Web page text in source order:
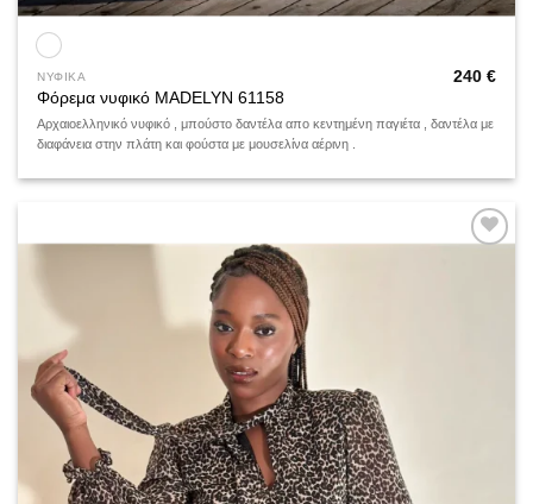
ΝΥΦΙΚΑ
Φόρεμα νυφικό MADELYN 61158
240 €
Αρχαιοελληνικό νυφικό , μπούστο δαντέλα απο κεντημένη παγιέτα , δαντέλα με
διαφάνεια στην πλάτη και φούστα με μουσελίνα αέρινη .